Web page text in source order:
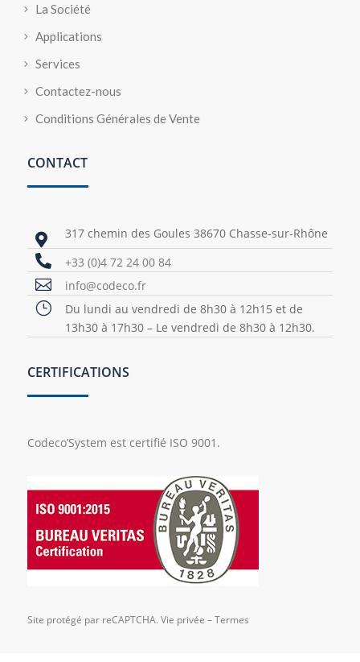
La Société
Applications
Services
Contactez-nous
Conditions Générales de Vente
CONTACT
 317 chemin des Goules 38670 Chasse-sur-Rhône
 +33 (0)4 72 24 00 84
 info@codeco.fr
}
Du lundi au vendredi de 8h30 à 12h15 et de
13h30 à 17h30 – Le vendredi de 8h30 à 12h30.
CERTIFICATIONS
Codeco’System est certifié ISO 9001.
Site protégé par reCAPTCHA. Vie privée –Termes